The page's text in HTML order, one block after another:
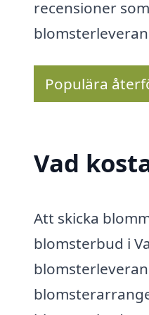
recensioner
Populära
Vad
Att skicka
blomsterbud i